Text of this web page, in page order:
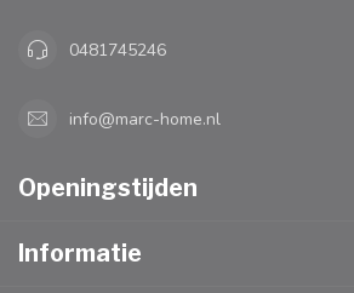
0481745246
info@marc-home.nl
Openingstijden
Informatie